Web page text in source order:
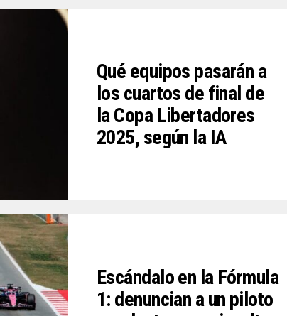
Qué equipos pasarán a
los cuartos de final de
la Copa Libertadores
2025, según la IA
Escándalo en la Fórmula
1: denuncian a un piloto